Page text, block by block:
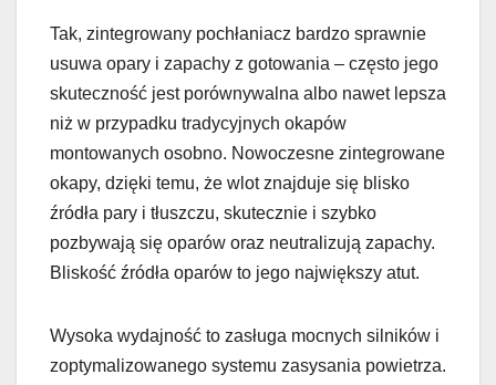
Tak, zintegrowany pochłaniacz bardzo sprawnie
usuwa opary i zapachy z gotowania – często jego
skuteczność jest porównywalna albo nawet lepsza
niż w przypadku tradycyjnych okapów
montowanych osobno. Nowoczesne zintegrowane
okapy, dzięki temu, że wlot znajduje się blisko
źródła pary i tłuszczu, skutecznie i szybko
pozbywają się oparów oraz neutralizują zapachy.
Bliskość źródła oparów to jego największy atut.
Wysoka wydajność to zasługa mocnych silników i
zoptymalizowanego systemu zasysania powietrza.